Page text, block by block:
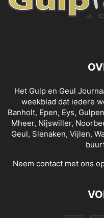
Het Gulp en Geul
weekblad dat iedere
Banholt, Epen, Eys,
Mheer, Nijswiller,
Geul, Slenaken, Vijlen,
Neem contact met ons